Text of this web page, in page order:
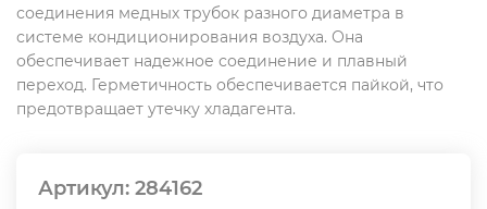
соединения медных трубок разного диаметра в
системе кондиционирования воздуха. Она
обеспечивает надежное соединение и плавный
переход. Герметичность обеспечивается пайкой, что
предотвращает утечку хладагента.
Артикул: 284162